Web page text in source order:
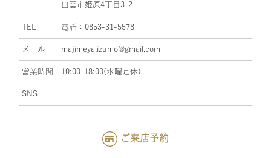
出雲市姫原4丁目3-2
TEL 電話：0853-31-5578
メール majimeya.izumo@gmail.com
営業時間 10:00-18:00(水曜定休)
SNS
ご来店予約